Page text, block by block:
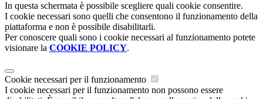
In questa schermata è possibile scegliere quali cookie consentire.
I cookie necessari sono quelli che consentono il funzionamento della
piattaforma e non è possibile disabilitarli.
Per conoscere quali sono i cookie necessari al funzionamento potete
visionare la COOKIE POLICY.
Cookie necessari per il funzionamento
I cookie necessari per il funzionamento non possono essere